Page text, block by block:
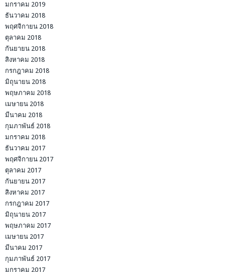
มกราคม 2019
ธันวาคม 2018
พฤศจิกายน 2018
ตุลาคม 2018
กันยายน 2018
สิงหาคม 2018
กรกฎาคม 2018
มิถุนายน 2018
พฤษภาคม 2018
เมษายน 2018
มีนาคม 2018
กุมภาพันธ์ 2018
มกราคม 2018
ธันวาคม 2017
พฤศจิกายน 2017
ตุลาคม 2017
กันยายน 2017
สิงหาคม 2017
กรกฎาคม 2017
มิถุนายน 2017
พฤษภาคม 2017
เมษายน 2017
มีนาคม 2017
กุมภาพันธ์ 2017
มกราคม 2017